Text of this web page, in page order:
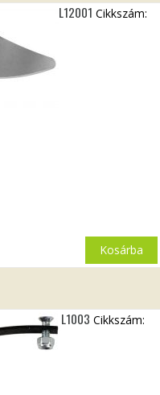
L12001 Cikkszám:
Kosárba
L1003 Cikkszám: